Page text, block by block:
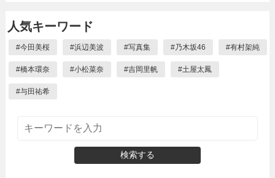
人気キーワード
#今田美桜 #浜辺美波 #写真集 #乃木坂46 #有村架純
#橋本環奈 #小松菜奈 #吉岡里帆 #土屋太鳳
#与田祐希
検索する